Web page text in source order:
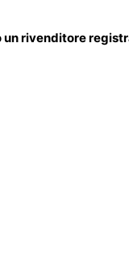
un rivenditore